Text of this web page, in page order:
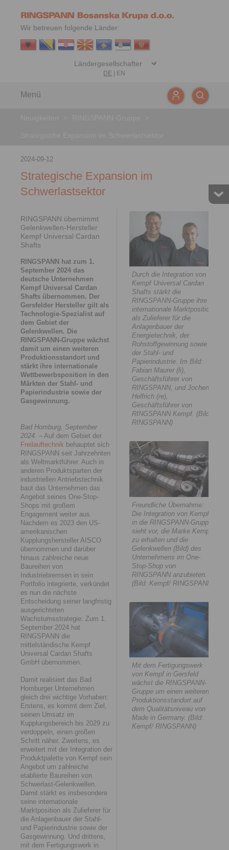
Wir betreuen folgende Länder:
DE EN
Menü
2024-09-12
Strategische Expansion im
Schwerlastsektor
RINGSPANN übernimmt
Gelenkwellen-Hersteller
Kempf Universal Cardan
Shafts
RINGSPANN hat zum 1.
September 2024 das
deutsche Unternehmen
Kempf Universal Cardan
Shafts übernommen. Der
Gersfelder Hersteller gilt als
Technologie-Spezialist auf
dem Gebiet der
Gelenkwellen. Die
RINGSPANN-Gruppe wächst
damit um einen weiteren
Produktionsstandort und
stärkt ihre internationale
Wettbewerbsposition in den
Märkten der Stahl- und
Papierindustrie sowie der
Gasgewinnung.
Bad Homburg, September
2024. – Auf dem Gebiet der
Freilauftechnik behauptet sich
RINGSPANN seit Jahrzehnten
als Weltmarktführer. Auch in
anderen Produktsparten der
industriellen Antriebstechnik
baut das Unternehmen das
Angebot seines One-Stop-
Shops mit großem
Engagement weiter aus.
Nachdem es 2023 den US-
amerikanischen
Kupplungshersteller AISCO
übernommen und darüber
hinaus zahlreiche neue
Baureihen von
Industriebremsen in sein
Portfolio integrierte, verkündet
es nun die nächste
Entscheidung seiner langfristig
ausgerichteten
Wachstumsstrategie: Zum 1.
September 2024 hat
RINGSPANN die
mittelständische Kempf
Universal Cardan Shafts
GmbH übernommen.
Damit realisiert das Bad
Homburger Unternehmen
gleich drei wichtige Vorhaben:
Erstens, es kommt dem Ziel,
seinen Umsatz im
Kupplungsbereich bis 2029 zu
verdoppeln, einen großen
Schritt näher. Zweitens, es
erweitert mit der Integration der
Produktpalette von Kempf sein
Angebot um zahlreiche
etablierte Baureihen von
Schwerlast-Gelenkwellen.
Damit stärkt es insbesondere
seine internationale
Marktposition als Zulieferer für
die Anlagenbauer der Stahl-
und Papierindustrie sowie der
Gasgewinnung. Und drittens,
mit dem Fertigungswerk in
Durch die Integration von
Kempf Universal Cardan
Shafts stärkt die
RINGSPANN-Gruppe ihre
internationale Marktposition
als Zulieferer für die
Anlagenbauer der
Energietechnik, der
Rohstoffgewinnung sowie
der Stahl- und
Papierindustrie. Im Bild:
Fabian Maurer (li),
Geschäftsführer von
RINGSPANN, und Jochen
Helfrich (re),
Geschäftsführer von
RINGSPANN Kempf. (Bild:
RINGSPANN)
Freundliche Übernahme:
Die Integration von Kempf
in die RINGSPANN-Gruppe
sieht vor, die Marke Kempf
zu erhalten und die
Gelenkwellen (Bild) des
Unternehmens im One-
Stop-Shop von
RINGSPANN anzubieten.
(Bild: Kempf/ RINGSPANN)
Mit dem Fertigungswerk
von Kempf in Gersfeld
wächst die RINGSPANN-
Gruppe um einen weiteren
Produktionsstandort auf
dem Qualitätsniveau von
Made in Germany. (Bild:
Kempf/ RINGSPANN)